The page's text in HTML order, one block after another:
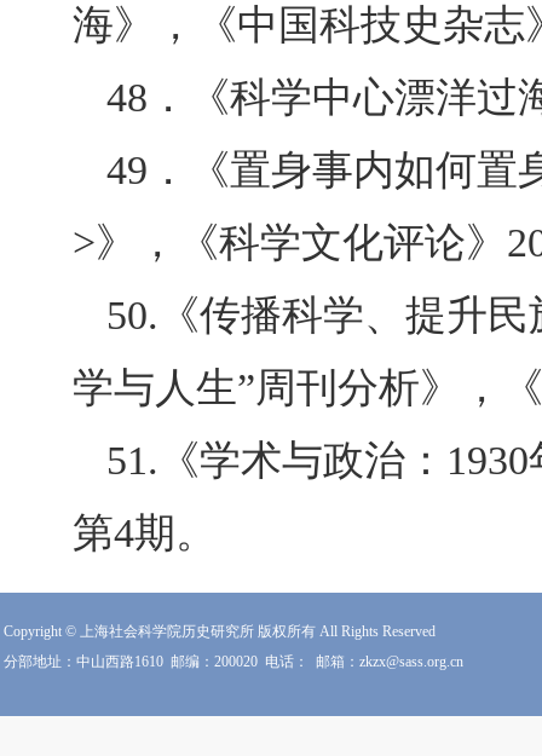
海》，《中国科技史杂志
48 ．《科学中心漂洋
49 ．《置身事内如何
>》，《科学文化评论》
50. 《传播科学、提升
学与人生”周刊分析》，
51. 《学术与政治：
第4期。
Copyright © 上海社会科学院历史研究所 版权所有 All Rights Reserved
分部地址：中山西路1610 邮编：200020 电话： 邮箱：zkzx@sass.org.cn